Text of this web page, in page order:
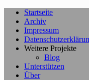
Startseite
Archiv
Impressum
Weitere Projekte
Blog
Unterstützen
Über